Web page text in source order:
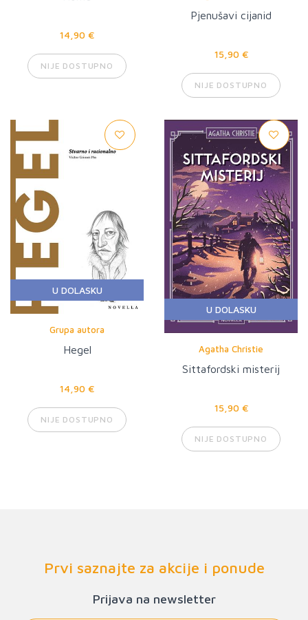
14,90 €
NIJE DOSTUPNO
Pjenušavi cijanid
15,90 €
NIJE DOSTUPNO
U DOLASKU
Grupa autora
Hegel
14,90 €
NIJE DOSTUPNO
U DOLASKU
Agatha Christie
Sittafordski misterij
15,90 €
NIJE DOSTUPNO
Prvi saznajte za akcije i ponude
Prijava na newsletter